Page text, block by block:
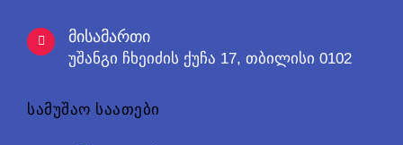
მისამართი
უშანგი ჩხეიძის ქუჩა 17, თბილისი 0102
სამუშაო საათები